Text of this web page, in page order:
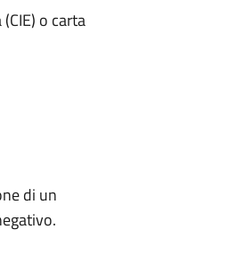
o carta
di un